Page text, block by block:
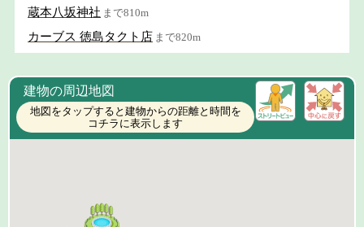
蔵本八坂神社 まで810m
カーブス 徳島タクト店 まで820m
建物の周辺地図
地図をタップすると建物からの距離と時間を
コチラに表示します